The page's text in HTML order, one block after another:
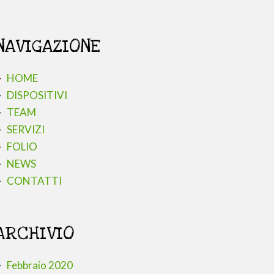
HOME
DISPOSITIVI
TEAM
SERVIZI
FOLIO
NEWS
CONTATTI
Febbraio 2020